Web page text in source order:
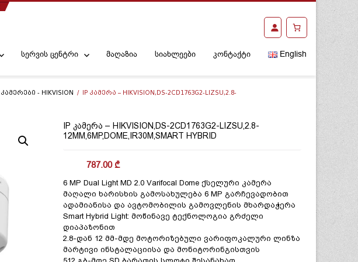
სერვის ცენტრი მაღაზია სიახლეები კონტაქტი English
ᲙᲐᲛᲔᲠᲔᲑᲘ - HIKVISION / IP ᲙᲐᲛᲔᲠᲐ – HIKVISION,DS-2CD1763G2-LIZSU,2.8-
IP ᲙᲐᲛᲔᲠᲐ – HIKVISION,DS-2CD1763G2-LIZSU,2.8-
12MM,6MP,DOME,IR30M,SMART HYBRID
787.00₾
6 MP Dual Light MD 2.0 Varifocal Dome ქსელური კამერა
მაღალი ხარისხის გამოსახულება 6 MP გარჩევადობით
ადამიანისა და ავტომობილის გამოვლენის მხარდაჭერა
Smart Hybrid Light: მოწინავე ტექნოლოგია გრძელი
დიაპაზონით
2.8-დან 12 მმ-მდე მოტორიზებული ვარიფოკალური ლინზა
მარტივი ინსტალაციისა და მონიტორინგისთვის